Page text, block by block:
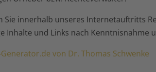
Sie innerhalb unseres Internetauftritts
Inhalte und Links nach Kenntnisnahme
von Dr. Thomas Schwenke